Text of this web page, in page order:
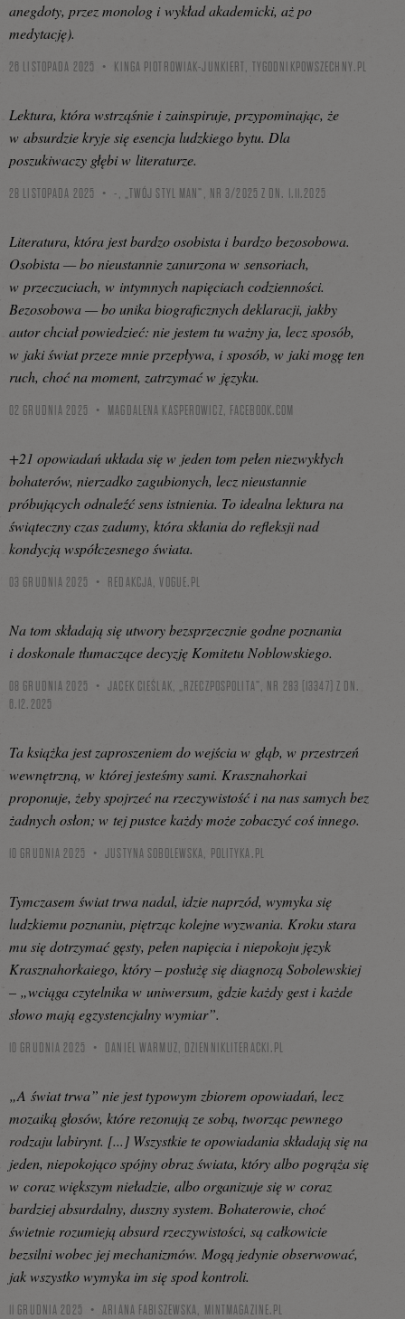
anegdoty, przez monolog i wykład akademicki, aż po
medytację).
26 LISTOPADA 2025 KINGA PIOTROWIAK-JUNKIERT, TYGODNIKPOWSZECHNY.PL
Lektura, która wstrząśnie i zainspiruje, przypominając, że
w absurdzie kryje się esencja ludzkiego bytu. Dla
poszukiwaczy głębi w literaturze.
28 LISTOPADA 2025 -, „TWÓJ STYL MAN”, NR 3/2025 Z DN. 1.11.2025
Literatura, która jest bardzo osobista i bardzo bezosobowa.
Osobista — bo nieustannie zanurzona w sensoriach,
w przeczuciach, w intymnych napięciach codzienności.
Bezosobowa — bo unika biograficznych deklaracji, jakby
autor chciał powiedzieć: nie jestem tu ważny ja, lecz sposób,
w jaki świat przeze mnie przepływa, i sposób, w jaki mogę ten
ruch, choć na moment, zatrzymać w języku.
02 GRUDNIA 2025 MAGDALENA KASPEROWICZ, FACEBOOK.COM
+21 opowiadań układa się w jeden tom pełen niezwykłych
bohaterów, nierzadko zagubionych, lecz nieustannie
próbujących odnaleźć sens istnienia. To idealna lektura na
świąteczny czas zadumy, która skłania do refleksji nad
kondycją współczesnego świata.
03 GRUDNIA 2025 REDAKCJA,VOGUE.PL
Na tom składają się utwory bezsprzecznie godne poznania
i doskonale tłumaczące decyzję Komitetu Noblowskiego.
08 GRUDNIA 2025
JACEK CIEŚLAK, „RZECZPOSPOLITA”, NR 283 (13347) Z DN.
6.12.2025
Ta książka jest zaproszeniem do wejścia w głąb, w przestrzeń
wewnętrzną, w której jesteśmy sami. Krasznahorkai
proponuje, żeby spojrzeć na rzeczywistość i na nas samych bez
żadnych osłon; w tej pustce każdy może zobaczyć coś innego.
10 GRUDNIA 2025 JUSTYNA SOBOLEWSKA, POLITYKA.PL
Tymczasem świat trwa nadal, idzie naprzód, wymyka się
ludzkiemu poznaniu, piętrząc kolejne wyzwania. Kroku stara
mu się dotrzymać gęsty, pełen napięcia i niepokoju język
Krasznahorkaiego, który – posłużę się diagnozą Sobolewskiej
– „wciąga czytelnika w uniwersum, gdzie każdy gest i każde
słowo mają egzystencjalny wymiar”.
10 GRUDNIA 2025 DANIEL WARMUZ, DZIENNIKLITERACKI.PL
„A świat trwa” nie jest typowym zbiorem opowiadań, lecz
mozaiką głosów, które rezonują ze sobą, tworząc pewnego
rodzaju labirynt. [...] Wszystkie te opowiadania składają się na
jeden, niepokojąco spójny obraz świata, który albo pogrąża się
w coraz większym nieładzie, albo organizuje się w coraz
bardziej absurdalny, duszny system. Bohaterowie, choć
świetnie rozumieją absurd rzeczywistości, są całkowicie
bezsilni wobec jej mechanizmów. Mogą jedynie obserwować,
jak wszystko wymyka im się spod kontroli.
11 GRUDNIA 2025 ARIANA FABISZEWSKA, MINTMAGAZINE.PL